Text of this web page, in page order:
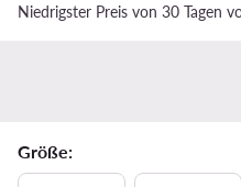
Niedrigster Preis von 30 Tagen
Größe: